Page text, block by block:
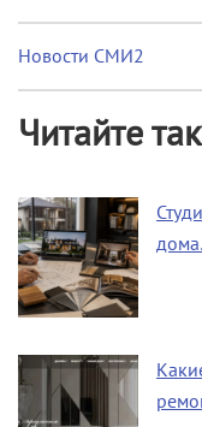
Новости СМИ2
Читайте